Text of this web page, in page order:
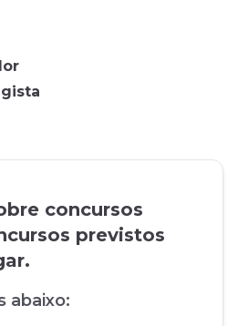
concursos
previstos
abaixo: